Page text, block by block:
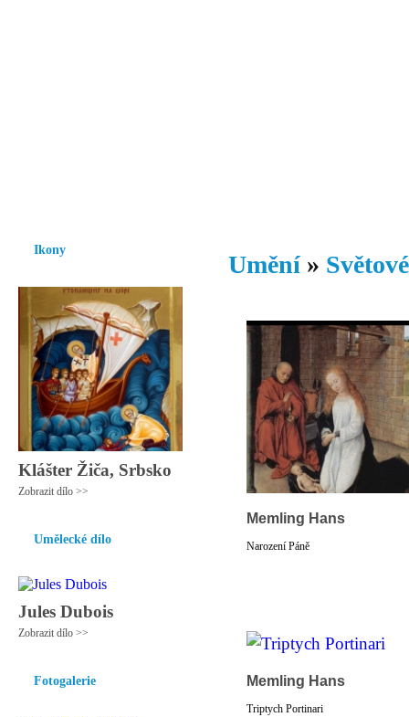
Ikony
Klášter Žiča, Srbsko
Zobrazit dílo >>
Umělecké dílo
Jules Dubois
Zobrazit dílo >>
Fotogalerie
Umění »
Memling Hans
Narození Páně
Memling Hans
Triptych Portinari